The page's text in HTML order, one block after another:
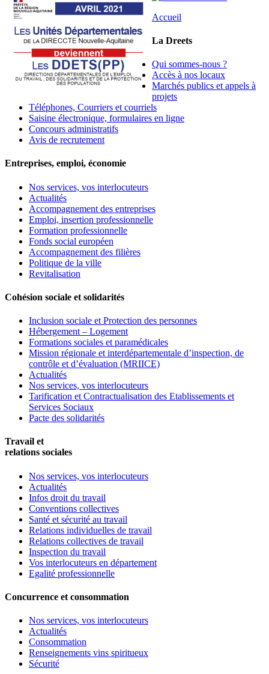
Accueil
La Dreets
Qui sommes-nous ?
Accès à nos locaux
Marchés publics et appels à
projets
Téléphones, Courriers et courriels
Saisine électronique, formulaires en ligne
Concours administratifs
Avis de recrutement
Entreprises, emploi, économie
Nos services, vos interlocuteurs
Actualités
Accompagnement des entreprises
Emploi, insertion professionnelle
Formation professionnelle
Fonds social européen
Accompagnement des filières
Politique de la ville
Revitalisation
Cohésion sociale et solidarités
Inclusion sociale et Protection des personnes
Hébergement – Logement
Formations sociales et paramédicales
Mission régionale et interdépartementale d’inspection, de
contrôle et d’évaluation (MRIICE)
Actualités
Nos services, vos interlocuteurs
Tarification et Contractualisation des Etablissements et
Services Sociaux
Pacte des solidarités
Travail et
relations sociales
Nos services, vos interlocuteurs
Actualités
Infos droit du travail
Conventions collectives
Santé et sécurité au travail
Relations individuelles de travail
Relations collectives de travail
Inspection du travail
Vos interlocuteurs en département
Egalité professionnelle
Concurrence et consommation
Nos services, vos interlocuteurs
Actualités
Consommation
Renseignements vins spiritueux
Sécurité